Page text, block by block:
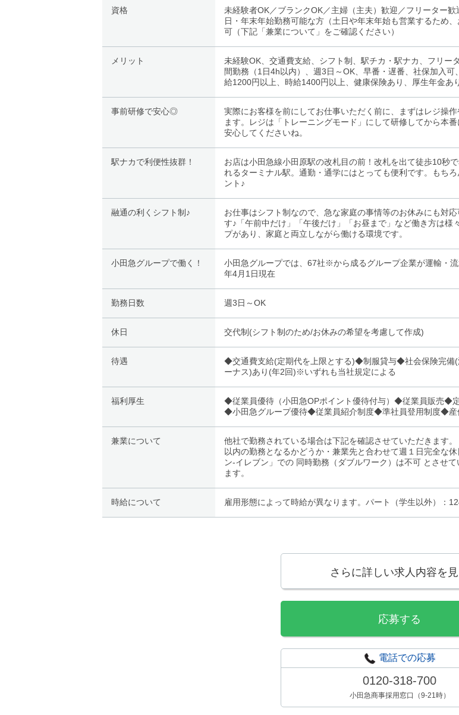
資格
未経験者OK／ブランクOK／主婦（主夫）歓迎／フリーター
日・年末年始勤務可能な方（土日や年末年始も営業するため
可（下記「兼業について」をご確認ください）
メリット
未経験OK、交通費支給、シフト制、駅チカ・駅ナカ、フリ
間勤務（1日4h以内）、週3日～OK、早番・遅番、社保加入
給1200円以上、時給1400円以上、健康保険あり、厚生年金
事前研修で安心◎
実際にお客様を前にしてお仕事いただく前に、まずはレジ操
ます。レジは「トレーニングモード」にして研修してから本
安心してくださいね。
駅ナカで利便性抜群！
お店は小田急線小田原駅の改札目の前！改札を出て徒歩10秒
れるターミナル駅。通勤・通学にはとっても便利です。もち
ント♪
融通の利くシフト制♪
お仕事はシフト制なので、急な家庭の事情等のお休みにも対
す♪「午前中だけ」「午後だけ」「お昼まで」など働き方は
プがあり、家庭と両立しながら働ける環境です。
小田急グループで働く！
小田急グループでは、67社※から成るグループ企業が運輸・
年4月1日現在
勤務日数 週3日～OK
休日 交代制(シフト制のため/お休みの希望を考慮して作成)
待遇
◆交通費支給(定期代を上限とする)◆制服貸与◆社会保険完
ーナス)あり(年2回)※いずれも当社規定による
福利厚生
◆従業員優待（小田急OPポイント優待付与）◆従業員販売◆
◆小田急グループ優待◆従業員紹介制度◆準社員登用制度◆産
兼業について
他社で勤務されている場合は下記を確認させていただきます
以内の勤務となるかどうか・兼業先と合わせて週１日完全な
ン-イレブン」での 同時勤務（ダブルワーク）は不可 とさせ
ます。
時給について 雇用形態によって時給が異なります。パート（学生以外）：
さらに詳しい求人内容を
応募する
電話での応募
0120-318-700
小田急商事採用窓口（9-21時）